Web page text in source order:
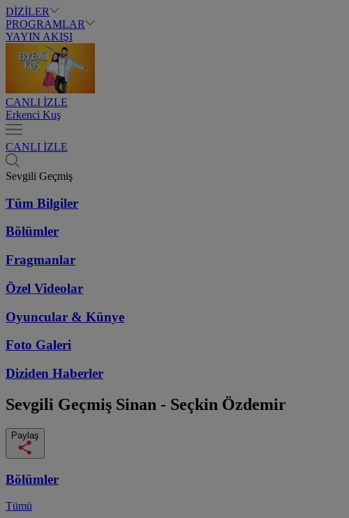
DİZİLER
PROGRAMLAR
YAYIN AKIŞI
CANLI İZLE
Erkenci Kuş
CANLI İZLE
Sevgili Geçmiş
Tüm Bilgiler
Bölümler
Fragmanlar
Özel Videolar
Oyuncular & Künye
Foto Galeri
Diziden Haberler
Sevgili Geçmiş Sinan - Seçkin Özdemir
Paylaş
Bölümler
Tümü